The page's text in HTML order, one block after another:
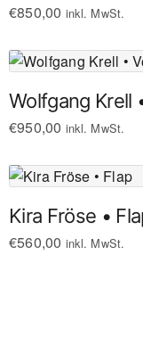
€850,00 inkl. MwSt.
Wolfgang Krell
€950,00 inkl. MwSt.
Kira Fröse •
€560,00 inkl. MwSt.